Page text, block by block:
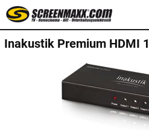
Inakustik Premium HDMI